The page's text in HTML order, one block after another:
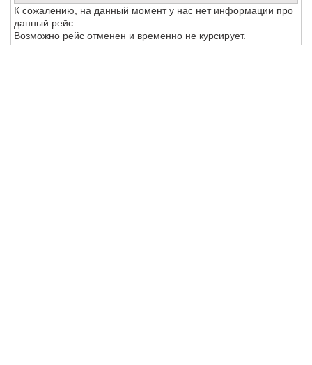
К сожалению, на данный момент у нас нет информации про
данный рейс.
Возможно рейс отменен и временно не курсирует.